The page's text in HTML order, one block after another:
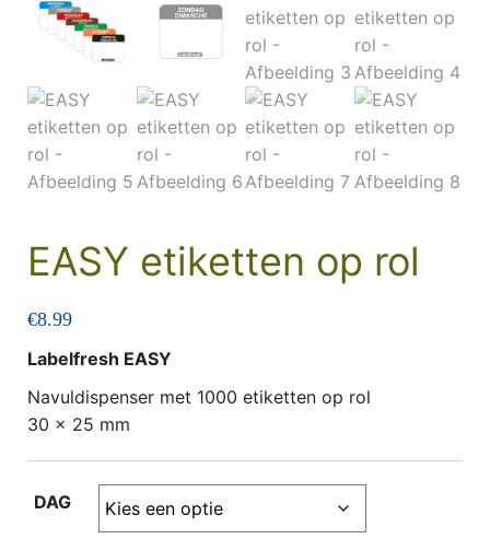
EASY etiketten op rol
€8.99
Labelfresh EASY
Navuldispenser met 1000 etiketten op rol
30 x 25 mm
DAG